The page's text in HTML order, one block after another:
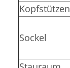
Kopfstützen
Sockel